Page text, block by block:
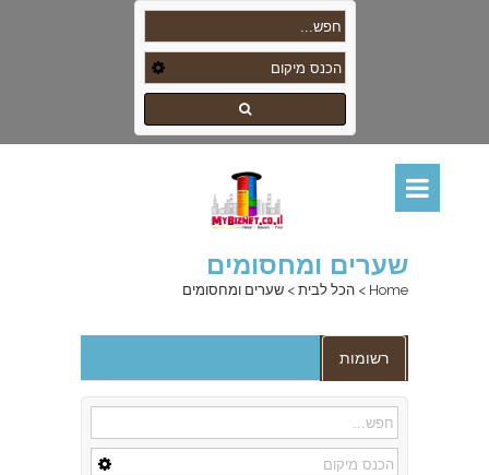
שערים ומחסומים
Home
> הכל לבית > שערים ומחסומים
רשומות